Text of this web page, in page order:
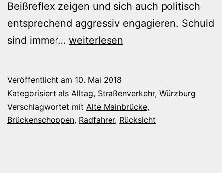
Beißreflex zeigen und sich auch politisch
entsprechend aggressiv engagieren. Schuld
sind immer… Unvernünftig,
einfach
nur
ignorant
weiterlesen
Veröffentlicht am 10. Mai 2018
Kategorisiert als Alltag, Straßenverkehr, Würzburg
Verschlagwortet mit Alte Mainbrücke,
Brückenschoppen, Radfahrer, Rücksicht